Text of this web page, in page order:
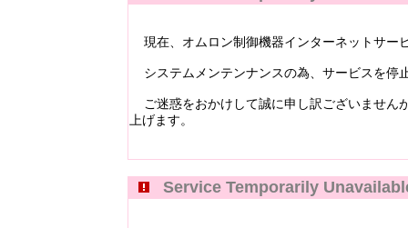
現在、オムロン制御機器インターネットサー
システムメンテンナンスの為、サービスを停
ご迷惑をおかけして誠に申し訳ございません
上げます。
Service Temporarily